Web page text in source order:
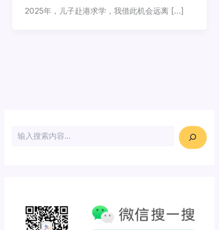
2025年，儿子赴港求学，我借此机会远离 […]